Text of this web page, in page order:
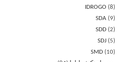
IDROGO
8
SDA
9
SDD 2
SDJ
5
SMD
10